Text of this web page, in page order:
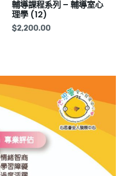
輔導課程系列 – 輔導室心
理學 (12)
$2,200.00